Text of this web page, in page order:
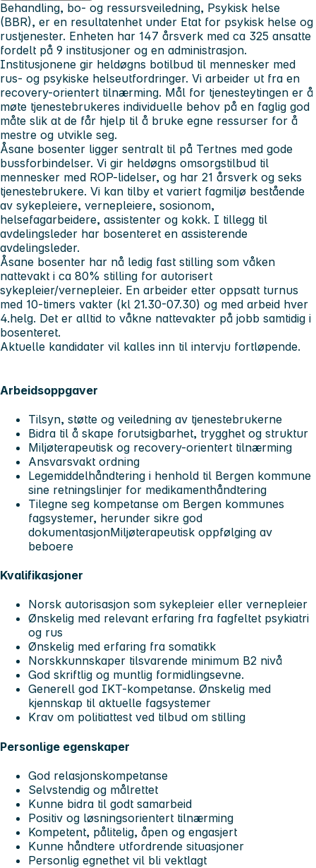
Behandling, bo- og ressursveiledning, Psykisk helse
(BBR), er en resultatenhet under Etat for psykisk helse og
rustjenester. Enheten har 147 årsverk med ca 325 ansatte
fordelt på 9 institusjoner og en administrasjon.
Institusjonene gir heldøgns botilbud til mennesker med
rus- og psykiske helseutfordringer. Vi arbeider ut fra en
recovery-orientert tilnærming. Mål for tjenesteytingen er å
møte tjenestebrukeres individuelle behov på en faglig god
måte slik at de får hjelp til å bruke egne ressurser for å
mestre og utvikle seg.
Åsane bosenter ligger sentralt til på Tertnes med gode
bussforbindelser. Vi gir heldøgns omsorgstilbud til
mennesker med ROP-lidelser, og har 21 årsverk og seks
tjenestebrukere. Vi kan tilby et variert fagmiljø bestående
av sykepleiere, vernepleiere, sosionom,
helsefagarbeidere, assistenter og kokk. I tillegg til
avdelingsleder har bosenteret en assisterende
avdelingsleder.
Åsane bosenter har nå ledig fast stilling som våken
nattevakt i ca 80% stilling for autorisert
sykepleier/vernepleier. En arbeider etter oppsatt turnus
med 10-timers vakter (kl 21.30-07.30) og med arbeid hver
4.helg. Det er alltid to våkne nattevakter på jobb samtidig i
bosenteret.
Aktuelle kandidater vil kalles inn til intervju fortløpende.
Arbeidsoppgaver
Tilsyn, støtte og veiledning av tjenestebrukerne
Bidra til å skape forutsigbarhet, trygghet og struktur
Miljøterapeutisk og recovery-orientert tilnærming
Ansvarsvakt ordning
Legemiddelhåndtering i henhold til Bergen kommune
sine retningslinjer for medikamenthåndtering
Tilegne seg kompetanse om Bergen kommunes
fagsystemer, herunder sikre god
dokumentasjonMiljøterapeutisk oppfølging av
beboere
Kvalifikasjoner
Norsk autorisasjon som sykepleier eller vernepleier
Ønskelig med relevant erfaring fra fagfeltet psykiatri
og rus
Ønskelig med erfaring fra somatikk
Norskkunnskaper tilsvarende minimum B2 nivå
God skriftlig og muntlig formidlingsevne.
Generell god IKT-kompetanse. Ønskelig med
kjennskap til aktuelle fagsystemer
Krav om politiattest ved tilbud om stilling
Personlige egenskaper
God relasjonskompetanse
Selvstendig og målrettet
Kunne bidra til godt samarbeid
Positiv og løsningsorientert tilnærming
Kompetent, pålitelig, åpen og engasjert
Kunne håndtere utfordrende situasjoner
Personlig egnethet vil bli vektlagt